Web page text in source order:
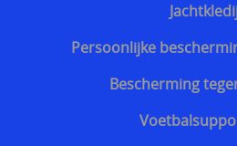
Persoonlijke
Bescherming